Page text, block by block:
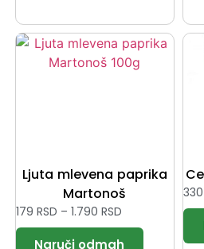
Ljuta mlevena paprika
Martonoš
179 RSD – 1.790 RSD
330